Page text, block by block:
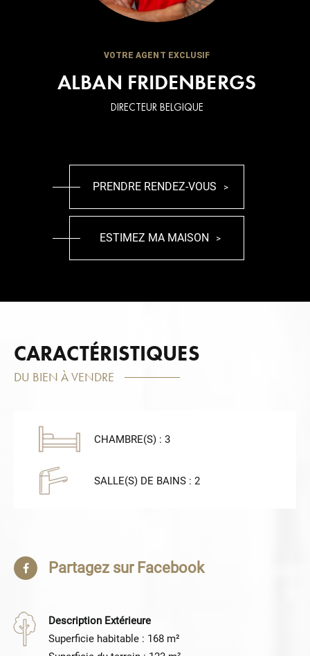
VOTRE AGENT EXCLUSIF
ALBAN FRIDENBERGS
DIRECTEUR BELGIQUE
PRENDRE RENDEZ-VOUS
ESTIMEZ MA MAISON
CARACTÉRISTIQUES
DU BIEN À VENDRE
CHAMBRE(S) : 3
SALLE(S) DE BAINS : 2
Partagez sur Facebook
Description Extérieure
Superficie habitable : 168 m²